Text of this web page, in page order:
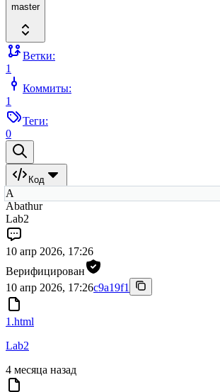
master
Ветки:
1
Коммиты:
1
Теги:
0
Код
A
Abathur
Lab2
10 апр 2026, 17:26
Верифицирован
10 апр 2026, 17:26c9a19f1
1.html
Lab2
4 месяца назад